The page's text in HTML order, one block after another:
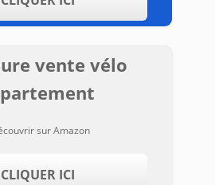
vente vélo
sur Amazon
CLIQUER ICI